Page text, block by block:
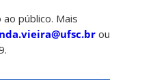
público. Mais
ou